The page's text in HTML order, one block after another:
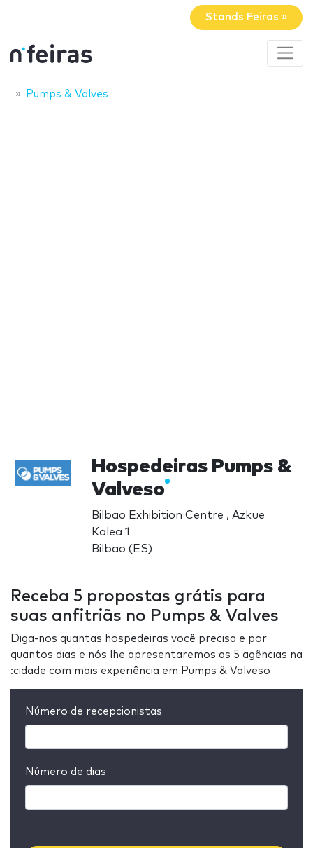
Stands Feiras »
Pumps & Valves
Hospedeiras Pumps &
Valveso
Bilbao Exhibition Centre , Azkue
Kalea 1
Bilbao (ES)
Receba 5 propostas grátis para
suas anfitriãs no Pumps & Valves
Diga-nos quantas hospedeiras você precisa e por
quantos dias e nós lhe apresentaremos as 5 agências na
:cidade com mais experiência em Pumps & Valveso
Número de recepcionistas
Número de dias